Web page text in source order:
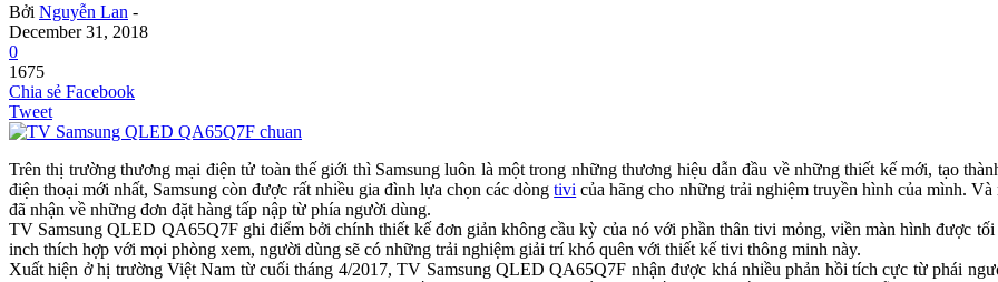
Bởi Nguyễn Lan -
December 31, 2018
0
1675
Chia sẻ Facebook
Tweet
Trên thị trường thương mại điện tử toàn thế giới thì Samsung luôn là một trong những thương hiệu dẫn đầu về những thiết kế mới, tạo
điện thoại mới nhất, Samsung còn được rất nhiều gia đình lựa chọn các dòngtivi của hãng cho những trải nghiệm truyền hình của mình.
đã nhận về những đơn đặt hàng tấp nập từ phía người dùng.
TV Samsung QLED QA65Q7F ghi điểm bởi chính thiết kế đơn giản không cầu kỳ của nó với phần thân tivi mỏng, viền màn hình được
inch thích hợp với mọi phòng xem, người dùng sẽ có những trải nghiệm giải trí khó quên với thiết kế tivi thông minh này.
Xuất hiện ở hị trường Việt Nam từ cuối tháng 4/2017, TV Samsung QLED QA65Q7F nhận được khá nhiều phản hồi tích cực từ phái